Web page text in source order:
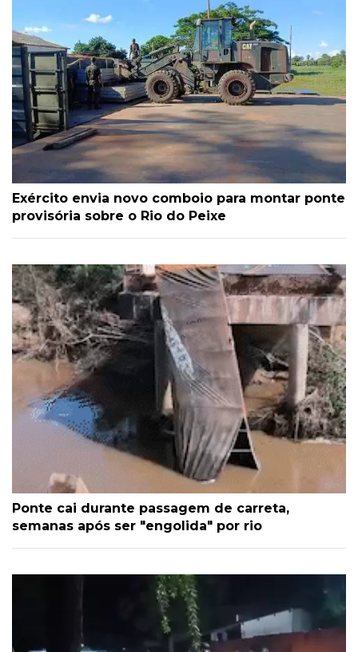
Exército envia novo comboio para montar ponte
provisória sobre o Rio do Peixe
Ponte cai durante passagem de carreta,
semanas após ser "engolida" por rio